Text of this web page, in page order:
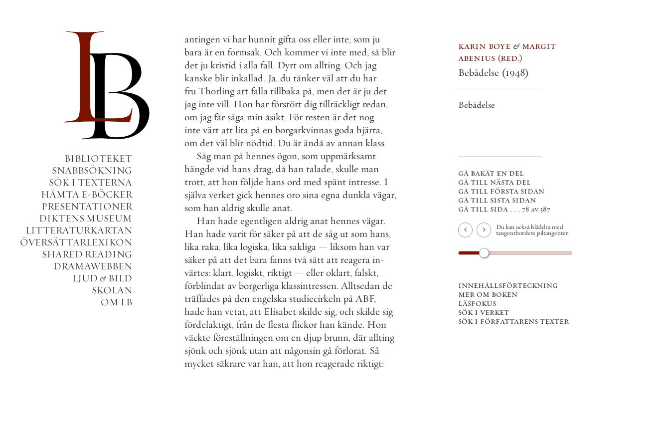
BIBLIOTEKET
SNABBSÖKNING
SÖK I TEXTERNA
HÄMTA E-BÖCKER
PRESENTATIONER
DIKTENS MUSEUM
LITTERATURKARTAN
ÖVERSÄTTARLEXIKON
SHARED READING
DRAMAWEBBEN
LJUD & BILD
SKOLAN
OM LB
antingen vi har hunnit gifta oss eller inte, som ju
bara är en formsak. Och kommer vi inte med, så blir
det ju kristid i alla fall. Dyrt om allting. Och jag
kanske blir inkallad. Ja, du tänker väl att du har
fru Thorling att falla tillbaka på, men det är ju det
jag inte vill. Hon har förstört dig tillräckligt redan,
om jag får säga min åsikt. För resten är det nog
inte värt att lita på en borgarkvinnas goda hjärta,
om det väl blir nödtid. Du är ändå av annan klass.
Såg man på hennes ögon, som uppmärksamt
hängde vid hans drag, då han talade, skulle man
trott, att hon följde hans ord med spänt intresse. I
själva verket gick hennes oro sina egna dunkla vägar,
som han aldrig skulle anat.
Han hade egentligen aldrig anat hennes vägar.
Han hade varit för säker på att de såg ut som hans,
lika raka, lika logiska, lika sakliga — liksom han var
säker på att det bara fanns två sätt att reagera in-
värtes: klart, logiskt, riktigt — eller oklart, falskt,
förblindat av borgerliga klassintressen. Alltsedan de
träffades på den engelska studiecirkeln på ABF,
hade han vetat, att Elisabet skilde sig, och skilde sig
fördelaktigt, från de flesta flickor han kände. Hon
väckte föreställningen om en djup brunn, där allting
sjönk och sjönk utan att någonsin gå förlorat. Så
mycket säkrare var han, att hon reagerade riktigt:
karin boye & margit
abenius red.
Bebådelse (1948)
Bebådelse
gå bakåt en del
gå till nästa del
gå till första sidan
gå till sista sidan
gå till sida . . . 78 av 387
Du kan också bläddra med
tangentbordets piltangenter.
innehållsförteckning
mer om boken
läsfokus
sök i verket
sök i författarens texter